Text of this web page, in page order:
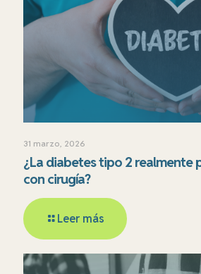
31 marzo, 2026
¿La diabetes tipo 2 realmente
con cirugía?
Leer más